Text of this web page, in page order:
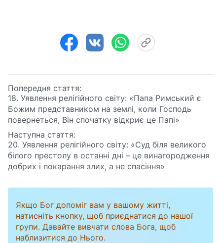
Попередня стаття:
18. Уявлення релігійного світу: «Папа Римський є
Божим представником на землі, коли Господь
повернеться, Він спочатку відкриє це Папі»
Наступна стаття:
20. Уявлення релігійного світу: «Суд біля великого
білого престолу в останні дні – це винагородження
добрих і покарання злих, а не спасіння»
Якщо Бог допоміг вам у вашому житті,
натисніть кнопку, щоб приєднатися до нашої
групи. Давайте вивчати слова Бога, щоб
наблизитися до Нього.